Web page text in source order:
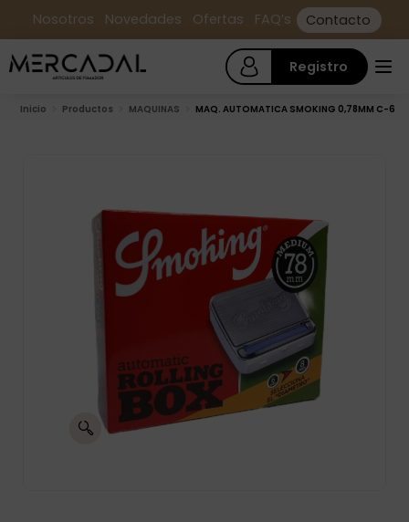
Nosotros Novedades Ofertas FAQ’s Contacto
Registro
Inicio Productos MAQUINAS MAQ. AUTOMATICA SMOKING 0,78MM C-6